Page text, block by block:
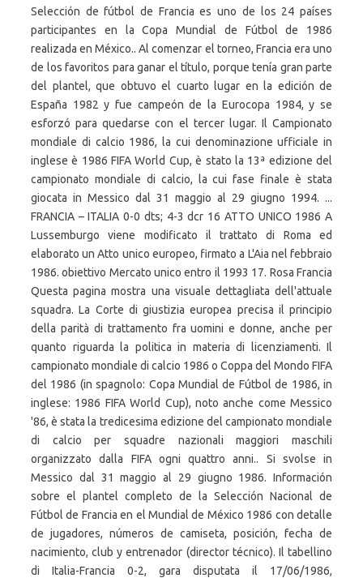
Selección de fútbol de Francia es uno de los 24 países
participantes en la Copa Mundial de Fútbol de 1986
realizada en México.. Al comenzar el torneo, Francia era uno
de los favoritos para ganar el título, porque tenía gran parte
del plantel, que obtuvo el cuarto lugar en la edición de
España 1982 y fue campeón de la Eurocopa 1984, y se
esforzó para quedarse con el tercer lugar. Il Campionato
mondiale di calcio 1986, la cui denominazione ufficiale in
inglese è 1986 FIFA World Cup, è stato la 13ª edizione del
campionato mondiale di calcio, la cui fase finale è stata
giocata in Messico dal 31 maggio al 29 giugno 1994. ...
FRANCIA – ITALIA 0-0 dts; 4-3 dcr 16 ATTO UNICO 1986 A
Lussemburgo viene modificato il trattato di Roma ed
elaborato un Atto unico europeo, firmato a L'Aia nel febbraio
1986. obiettivo Mercato unico entro il 1993 17. Rosa Francia
Questa pagina mostra una visuale dettagliata dell'attuale
squadra. La Corte di giustizia europea precisa il principio
della parità di trattamento fra uomini e donne, anche per
quanto riguarda la politica in materia di licenziamenti. Il
campionato mondiale di calcio 1986 o Coppa del Mondo FIFA
del 1986 (in spagnolo: Copa Mundial de Fútbol de 1986, in
inglese: 1986 FIFA World Cup), noto anche come Messico
'86, è stata la tredicesima edizione del campionato mondiale
di calcio per squadre nazionali maggiori maschili
organizzato dalla FIFA ogni quattro anni.. Si svolse in
Messico dal 31 maggio al 29 giugno 1986. Información
sobre el plantel completo de la Selección Nacional de
Fútbol de Francia en el Mundial de México 1986 con detalle
de jugadores, números de camiseta, posición, fecha de
nacimiento, club y entrenador (director técnico). Il tabellino
di Italia-Francia 0-2, gara disputata il 17/06/1986,